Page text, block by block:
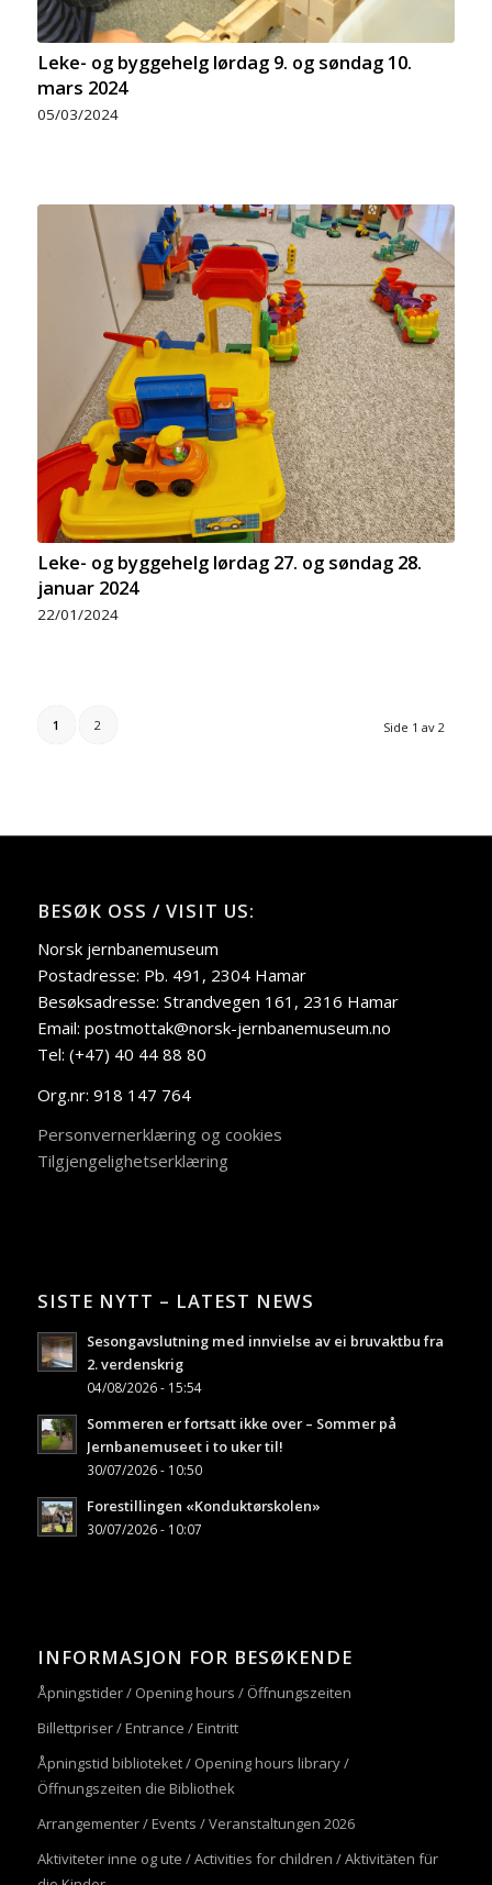
Leke- og byggehelg lørdag 9. og søndag 10.
mars 2024
05/03/2024
Leke- og byggehelg lørdag 27. og søndag 28.
januar 2024
22/01/2024
Side 1 av 2
1 2
BESØK OSS / VISIT US:
Norsk jernbanemuseum
Postadresse: Pb. 491, 2304 Hamar
Besøksadresse: Strandvegen 161, 2316 Hamar
Email: postmottak@norsk-jernbanemuseum.no
Tel: (+47) 40 44 88 80
Org.nr: 918 147 764
Personvernerklæring og cookies
Tilgjengelighetserklæring
SISTE NYTT – LATEST NEWS
Sesongavslutning med innvielse av ei bruvaktbu fra
2. verdenskrig
04/08/2026 - 15:54
Sommeren er fortsatt ikke over – Sommer på
Jernbanemuseet i to uker til!
30/07/2026 - 10:50
Forestillingen «Konduktørskolen»
30/07/2026 - 10:07
INFORMASJON FOR BESØKENDE
Åpningstider / Opening hours / Öffnungszeiten
Billettpriser / Entrance / Eintritt
Åpningstid biblioteket / Opening hours library /
Öffnungszeiten die Bibliothek
Arrangementer / Events / Veranstaltungen 2026
Aktiviteter inne og ute / Activities for children / Aktivitäten für